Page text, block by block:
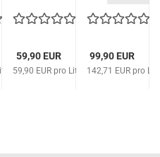
59,90 EUR
59,90 EUR pro Liter
99,90 EUR
142,71 EUR pro